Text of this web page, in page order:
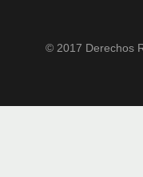
© 2017 Derechos